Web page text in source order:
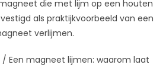
/ Een magneet lijmen: waarom laat